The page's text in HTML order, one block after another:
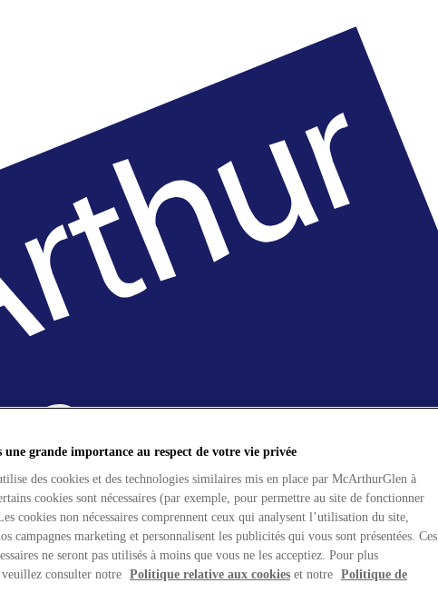
une grande importance au respect de votre vie privée
des cookies et des technologies similaires mis en place par McArthurGlen à
cookies sont nécessaires (par exemple, pour permettre au site de fonctionner
cookies non nécessaires comprennent ceux qui analysent l’utilisation du site,
campagnes marketing et personnalisent les publicités qui vous sont présentées. Ces
ne seront pas utilisés à moins que vous ne les acceptiez. Pour plus
consulter notre Politique relative aux cookies et notre Politique de